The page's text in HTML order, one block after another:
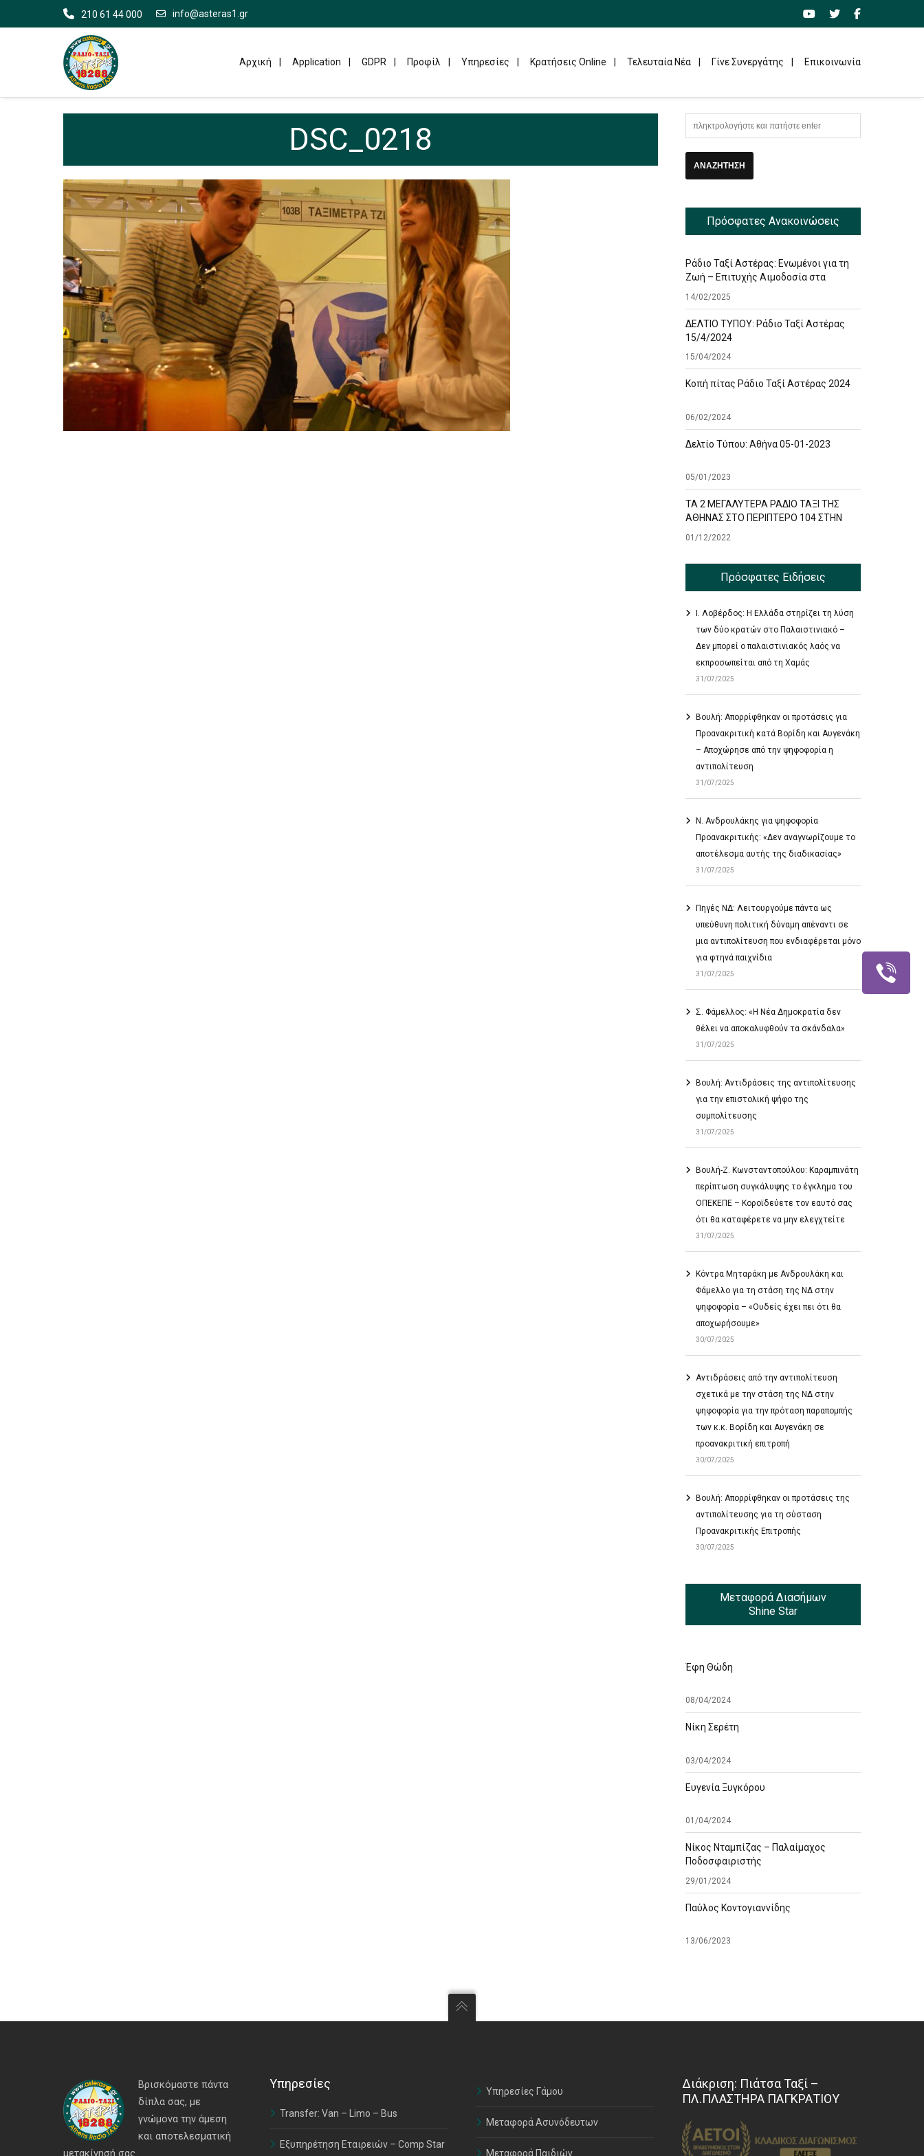
210 61 44 000 info@asteras1.gr
Αρχική Application GDPR Προφίλ Υπηρεσίες Κρατήσεις Online Τελευταία Νέα Γίνε Συνεργάτης Επικοινωνία
DSC_0218
Πρόσφατες Ανακοινώσεις
Ράδιο Ταξί Αστέρας: Ενωμένοι για τη
Ζωή – Επιτυχής Αιμοδοσία στα
14/02/2025
ΔΕΛΤΙΟ ΤΥΠΟΥ: Ράδιο Ταξί Αστέρας
15/4/2024
15/04/2024
Κοπή πίτας Ράδιο Ταξί Αστέρας 2024
06/02/2024
Δελτίο Τύπου: Αθήνα 05-01-2023
05/01/2023
ΤΑ 2 ΜΕΓΑΛΥΤΕΡΑ ΡΑΔΙΟ ΤΑΞΙ ΤΗΣ
ΑΘΗΝΑΣ ΣΤΟ ΠΕΡΙΠΤΕΡΟ 104 ΣΤΗΝ
01/12/2022
Πρόσφατες Ειδήσεις
Ι. Λοβέρδος: Η Ελλάδα στηρίζει τη λύση
των δύο κρατών στο Παλαιστινιακό –
Δεν μπορεί ο παλαιστινιακός λαός να
εκπροσωπείται από τη Χαμάς
31/07/2025
Βουλή: Απορρίφθηκαν οι προτάσεις για
Προανακριτική κατά Βορίδη και Αυγενάκη
– Αποχώρησε από την ψηφοφορία η
αντιπολίτευση
31/07/2025
Ν. Ανδρουλάκης για ψηφοφορία
Προανακριτικής: «Δεν αναγνωρίζουμε το
αποτέλεσμα αυτής της διαδικασίας»
31/07/2025
Πηγές ΝΔ: Λειτουργούμε πάντα ως
υπεύθυνη πολιτική δύναμη απέναντι σε
μια αντιπολίτευση που ενδιαφέρεται μόνο
για φτηνά παιχνίδια
31/07/2025
Σ. Φάμελλος: «Η Νέα Δημοκρατία δεν
θέλει να αποκαλυφθούν τα σκάνδαλα»
31/07/2025
Βουλή: Αντιδράσεις της αντιπολίτευσης
για την επιστολική ψήφο της
συμπολίτευσης
31/07/2025
Βουλή-Ζ. Κωνσταντοπούλου: Καραμπινάτη
περίπτωση συγκάλυψης το έγκλημα του
ΟΠΕΚΕΠΕ – Κοροϊδεύετε τον εαυτό σας
ότι θα καταφέρετε να μην ελεγχτείτε
31/07/2025
Κόντρα Μηταράκη με Ανδρουλάκη και
Φάμελλο για τη στάση της ΝΔ στην
ψηφοφορία – «Ουδείς έχει πει ότι θα
αποχωρήσουμε»
30/07/2025
Αντιδράσεις από την αντιπολίτευση
σχετικά με την στάση της ΝΔ στην
ψηφοφορία για την πρόταση παραπομπής
των κ.κ. Βορίδη και Αυγενάκη σε
προανακριτική επιτροπή
30/07/2025
Βουλή: Απορρίφθηκαν οι προτάσεις της
αντιπολίτευσης για τη σύσταση
Προανακριτικής Επιτροπής
30/07/2025
Μεταφορά Διασήμων
Shine Star
Έφη Θώδη
08/04/2024
Νίκη Σερέτη
03/04/2024
Ευγενία Ξυγκόρου
01/04/2024
Νίκος Νταμπίζας – Παλαίμαχος
Ποδοσφαιριστής
29/01/2024
Παύλος Κοντογιαννίδης
13/06/2023
Βρισκόμαστε πάντα
δίπλα σας, με
γνώμονα την άμεση
και αποτελεσματική
μετακίνησή σας.
Υπηρεσίες
Transfer: Van – Limo – Bus
Εξυπηρέτηση Εταιρειών – Comp Star
Υπηρεσίες Γάμου
Μεταφορά Ασυνόδευτων
Μεταφορά Παιδιών
Διάκριση: Πιάτσα Ταξί –
ΠΛ.ΠΛΑΣΤΗΡΑ ΠΑΓΚΡΑΤΙΟΥ